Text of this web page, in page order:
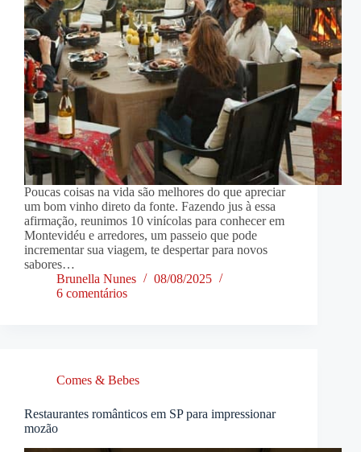
Poucas coisas na vida são melhores do que apreciar
um bom vinho direto da fonte. Fazendo jus à essa
afirmação, reunimos 10 vinícolas para conhecer em
Montevidéu e arredores, um passeio que pode
incrementar sua viagem, te despertar para novos
sabores…
Brunella Nunes
08/08/2025
6 comentários
Comes & Bebes
Restaurantes românticos em SP para impressionar
mozão